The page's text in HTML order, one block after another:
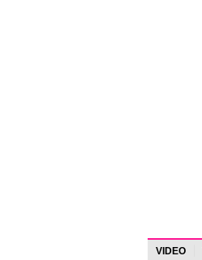
VIDEO